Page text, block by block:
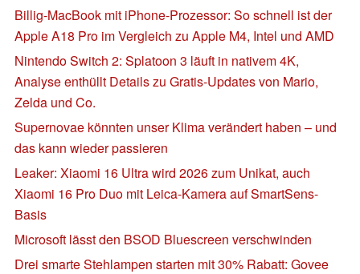
Billig-MacBook mit iPhone-Prozessor: So schnell ist der
Apple A18 Pro im Vergleich zu Apple M4, Intel und AMD
Nintendo Switch 2: Splatoon 3 läuft in nativem 4K,
Analyse enthüllt Details zu Gratis-Updates von Mario,
Zelda und Co.
Supernovae könnten unser Klima verändert haben – und
das kann wieder passieren
Leaker: Xiaomi 16 Ultra wird 2026 zum Unikat, auch
Xiaomi 16 Pro Duo mit Leica-Kamera auf SmartSens-
Basis
Microsoft lässt den BSOD Bluescreen verschwinden
Drei smarte Stehlampen starten mit 30% Rabatt: Govee